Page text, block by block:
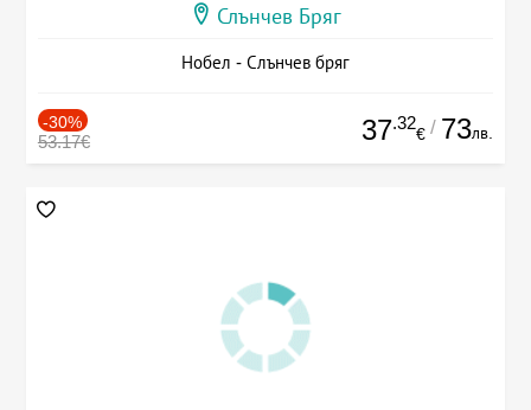
Слънчев Бряг
Нобел - Слънчев бряг
-30%
53.17€ 37.32
€ / 73лв.